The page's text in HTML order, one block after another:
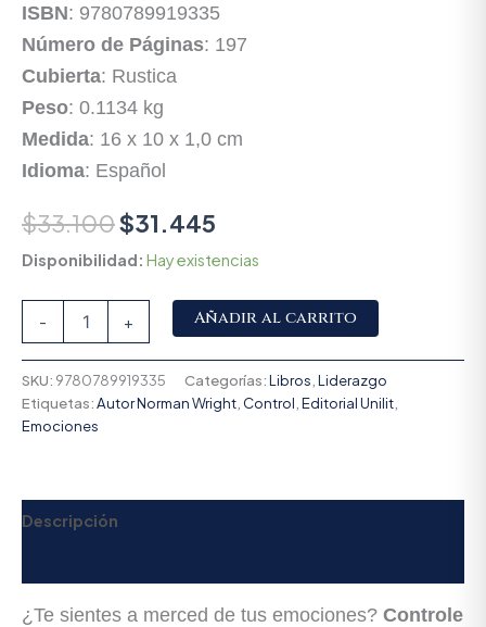
ISBN: 9780789919335
Número de Páginas: 197
Cubierta: Rustica
Peso: 0.1134 kg
Medida: 16 x 10 x 1,0 cm
Idioma: Español
$33.100$31.445
Disponibilidad: Hay existencias
- + Añadir al carrito
SKU: 9780789919335 Categorías:Libros Liderazgo
Etiquetas:Autor Norman Wright Control Editorial Unilit
Emociones
Descripción
¿Te sientes a merced de tus emociones? Controle